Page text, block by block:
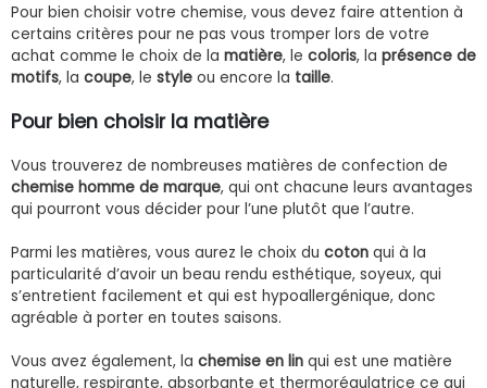
Pour bien choisir votre chemise, vous devez faire attention à
certains critères pour ne pas vous tromper lors de votre
achat comme le choix de la matière, le coloris, la présence de
motifs, la coupe, le style ou encore la taille.
Pour bien choisir la matière
Vous trouverez de nombreuses matières de confection de
chemise homme de marque, qui ont chacune leurs avantages
qui pourront vous décider pour l’une plutôt que l’autre.
Parmi les matières, vous aurez le choix du coton qui à la
particularité d’avoir un beau rendu esthétique, soyeux, qui
s’entretient facilement et qui est hypoallergénique, donc
agréable à porter en toutes saisons.
Vous avez également, la chemise en lin qui est une matière
naturelle, respirante, absorbante et thermorégulatrice ce qui